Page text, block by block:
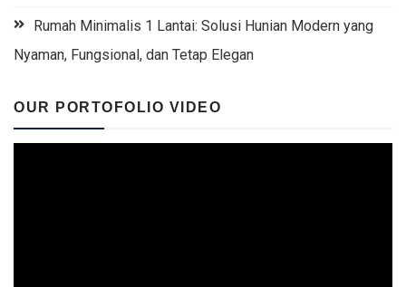
Rumah Minimalis 1 Lantai: Solusi Hunian Modern yang
Nyaman, Fungsional, dan Tetap Elegan
OUR PORTOFOLIO VIDEO